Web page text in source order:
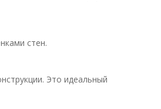
стен.
Это идеальный